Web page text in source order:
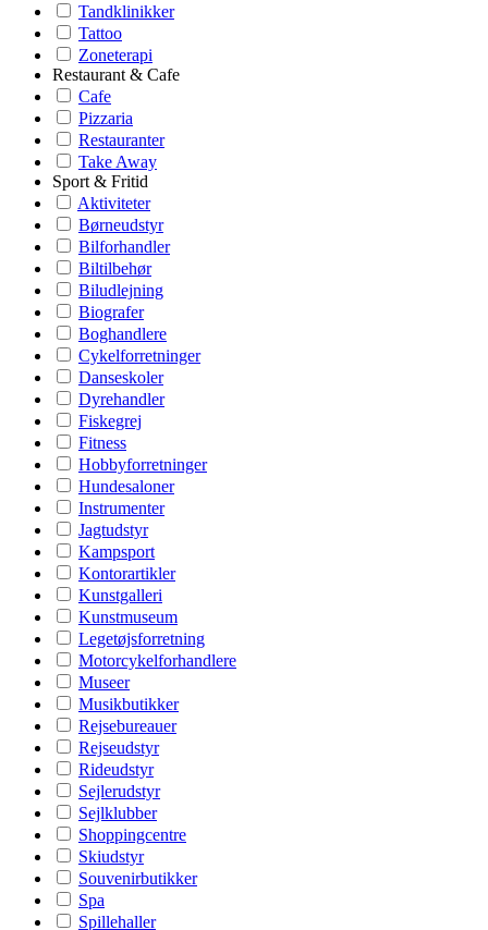
Tandklinikker
Tattoo
Zoneterapi
Restaurant & Cafe
Cafe
Pizzaria
Restauranter
Take Away
Sport & Fritid
Aktiviteter
Børneudstyr
Bilforhandler
Biltilbehør
Biludlejning
Biografer
Boghandlere
Cykelforretninger
Danseskoler
Dyrehandler
Fiskegrej
Fitness
Hobbyforretninger
Hundesaloner
Instrumenter
Jagtudstyr
Kampsport
Kontorartikler
Kunstgalleri
Kunstmuseum
Legetøjsforretning
Motorcykelforhandlere
Museer
Musikbutikker
Rejsebureauer
Rejseudstyr
Rideudstyr
Sejlerudstyr
Sejlklubber
Shoppingcentre
Skiudstyr
Souvenirbutikker
Spa
Spillehaller